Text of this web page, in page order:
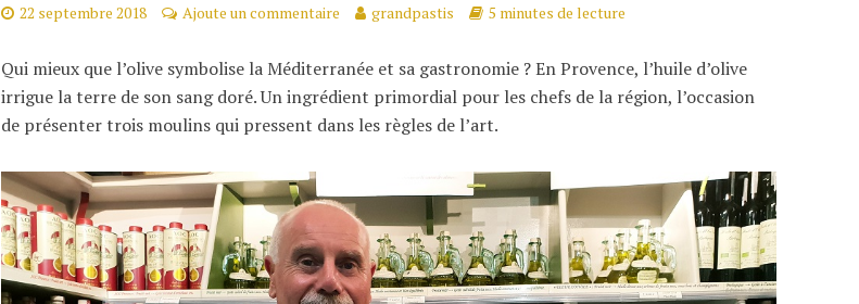
22 septembre 2018 Ajoute un commentaire grandpastis 5 minutes de lecture
Qui mieux que l’olive symbolise la Méditerranée et sa gastronomie ? En Provence, l’huile d’olive
irrigue la terre de son sang doré. Un ingrédient primordial pour les chefs de la région, l’occasion
de présenter trois moulins qui pressent dans les règles de l’art.